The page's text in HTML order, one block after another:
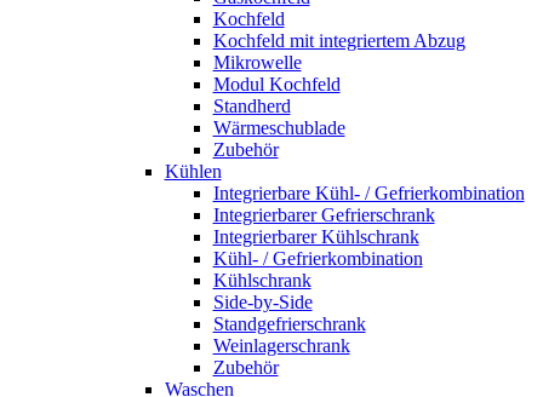
Kochfeld
Kochfeld mit integriertem Abzug
Mikrowelle
Modul Kochfeld
Standherd
Wärmeschublade
Zubehör
Kühlen
Integrierbare Kühl- / Gefrierkombination
Integrierbarer Gefrierschrank
Integrierbarer Kühlschrank
Kühl- / Gefrierkombination
Kühlschrank
Side-by-Side
Standgefrierschrank
Weinlagerschrank
Zubehör
Waschen